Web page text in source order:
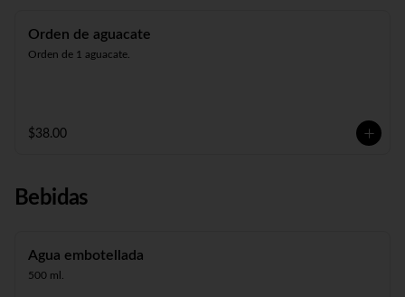
Orden de aguacate
Orden de 1 aguacate.
$38.00
Bebidas
Agua embotellada
500 ml.